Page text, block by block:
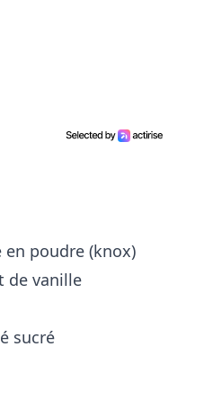
poudre (knox)
de vanille
sucré